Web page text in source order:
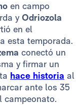
en campo
yOdriozola
en el
esta temporada.
conectó un
y firmar un
hace historia al
ante los 35
campeonato.